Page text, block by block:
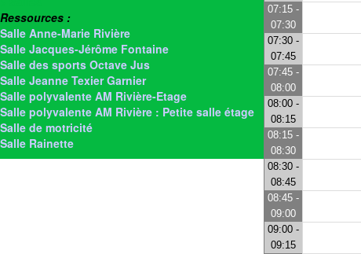
Ressources :
Salle Anne-Marie Rivière
Salle Jacques-Jérôme Fontaine
Salle des sports Octave Jus
Salle Jeanne Texier Garnier
Salle polyvalente AM Rivière-Etage
Salle polyvalente AM Rivière : Petite salle étage
Salle de motricité
Salle Rainette
07:15 -
07:30
07:30 -
07:45
07:45 -
08:00
08:00 -
08:15
08:15 -
08:30
08:30 -
08:45
08:45 -
09:00
09:00 -
09:15